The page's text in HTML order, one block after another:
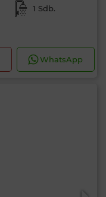
1 Sdb.
WhatsApp